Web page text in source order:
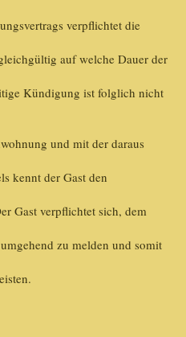
verpflichtet die
auf welche Dauer der
Kündigung ist folglich nicht
und mit der daraus
kennt der Gast den
Gast verpflichtet sich, dem
zu melden und somit